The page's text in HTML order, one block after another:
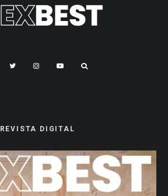
REVISTA DIGITAL